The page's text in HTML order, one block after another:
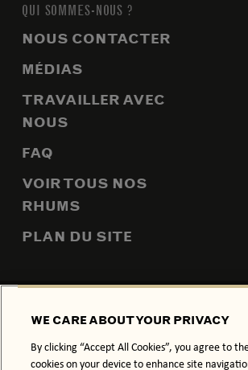
QUI SOMMES-NOUS ?
NOUS CONTACTER
MÉDIAS
TRAVAILLER AVEC
NOUS
FAQ
VOIR TOUS NOS
RHUMS
PLAN DU SITE
CONDITIONS GÉNÉRALES
WE CARE ABOUT YOUR PRIVACY
By clicking “Accept All Cookies”, you agree to
cookies on your device to enhance site